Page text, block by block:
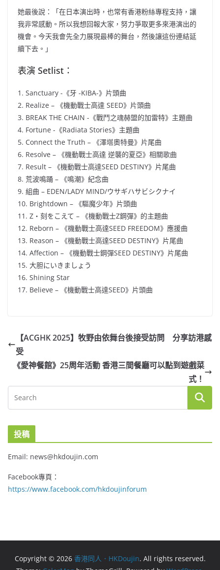
她最後說：「在日本演出時，也常有香港粉絲專程支持，讓
我非常感動。所以我想回報大家，努力爭取更多來港演出的
機會。今天我會先全力展現最棒的舞台，然後讓這份連結延
續下去。」
表演 Setlist：
1. Sanctuary -《牙 -KIBA-》片頭曲
2. Realize – 《機動戰士高達 SEED》片頭曲
3. BREAK THE CHAIN -《戰鬥之魂赫盟的加雷特》主題曲
4. Fortune -《Radiata Stories》主題曲
5. Connect the Truth – 《澤塔奧特曼》片尾曲
6. Resolve – 《機動戰士高達 逆襲的夏亞》相關歌曲
7. Result – 《機動戰士高達SEED DESTINY》片尾曲
8. 荒波鳴踊 – 《鳴潮》紀念曲
9. 組曲 – EDEN/LADY MIND/ウサギハサビシクナイ
10. Brightdown – 《驅魔少年》片頭曲
11. Z・刻をこえて – 《機動戰士Z鋼彈》的主題曲
12. Reborn – 《機動戰士高達SEED FREEDOM》應援曲
13. Reason – 《機動戰士高達SEED DESTINY》片尾曲
14. Affection – 《機動戰士鋼彈SEED DESTINY》片尾曲
15. 大胆にいきましょう
16. Shining Star
17. Believe – 《機動戰士高達SEED》片頭曲
【ACGHK 2025】牧野由依舞台後接受訪問 分享訪港感
受
《愛神餐館》25周年活動 香港三間餐廳可以點到遊戲菜
式！
投稿
Email: news@hkdoujin.com
Facebook專頁：
https://www.facebook.com/hkdoujinforum
Copyright © 2026 香港同人．HKDoujin. All rights reserved.